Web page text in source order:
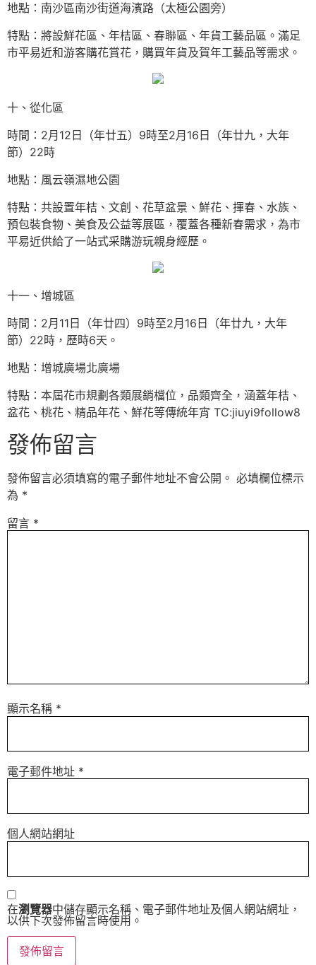
地點：南沙區南沙街道海濱路（太極公園旁）
特點：將設鮮花區、年桔區、春聯區、年貨工藝品區。滿足
市平易近和游客購花賞花，購買年貨及賀年工藝品等需求。
十、從化區
時間：2月12日（年廿五）9時至2月16日（年廿九，大年
節）22時
地點：風云嶺濕地公園
特點：共設置年桔、文創、花草盆景、鮮花、揮春、水族、
預包裝食物、美食及公益等展區，覆蓋各種新春需求，為市
平易近供給了一站式采購游玩親身經歷。
十一、增城區
時間：2月11日（年廿四）9時至2月16日（年廿九，大年
節）22時，歷時6天。
地點：增城廣場北廣場
特點：本屆花市規劃各類展銷檔位，品類齊全，涵蓋年桔、
盆花、桃花、精品年花、鮮花等傳統年宵 TC:jiuyi9follow8
發佈留言
發佈留言必須填寫的電子郵件地址不會公開。 必填欄位標示
為 *
留言 *
顯示名稱 *
電子郵件地址 *
個人網站網址
在瀏覽器中儲存顯示名稱、電子郵件地址及個人網站網址，
以供下次發佈留言時使用。